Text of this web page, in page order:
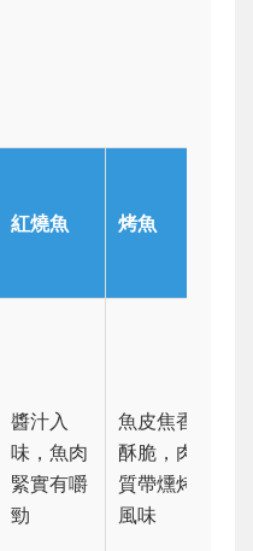
紅燒魚 烤魚
醬汁入
味，魚肉
緊實有嚼
勁
魚皮焦香
酥脆，肉
質帶燻烤
風味